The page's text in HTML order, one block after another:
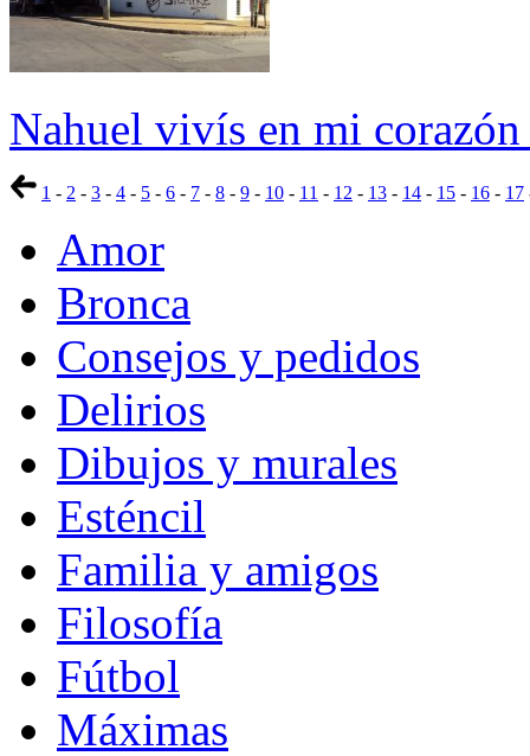
Nahuel vivís en mi corazón
1 - 2 - 3 - 4 - 5 - 6 - 7 - 8 - 9 - 10 - 11 - 12 - 13 - 14 - 15 - 16 - 17
Amor
Bronca
Consejos y pedidos
Delirios
Dibujos y murales
Esténcil
Familia y amigos
Filosofía
Fútbol
Máximas